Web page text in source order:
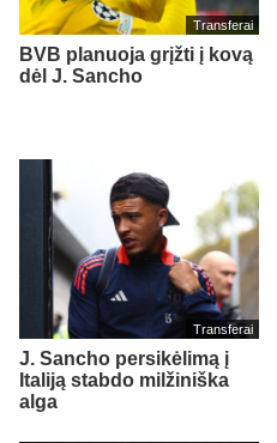
Transferai
BVB planuoja grįžti į kovą
dėl J. Sancho
Transferai
J. Sancho persikėlimą į
Italiją stabdo milžiniška
alga